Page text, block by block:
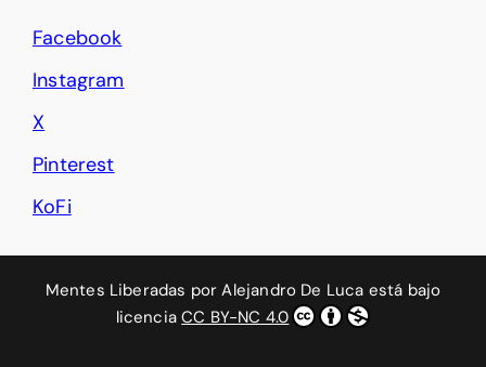
Facebook
Instagram
X
Pinterest
KoFi
Mentes Liberadas porAlejandro De Luca está bajo
licenciaCC BY-NC 4.0